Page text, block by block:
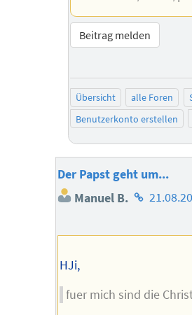
Beitrag melden
Übersicht alle Foren
Benutzerkonto erstellen
Der Papst geht um...
Manuel B. Homepage
Autors
HJi,
fuer mich sind die